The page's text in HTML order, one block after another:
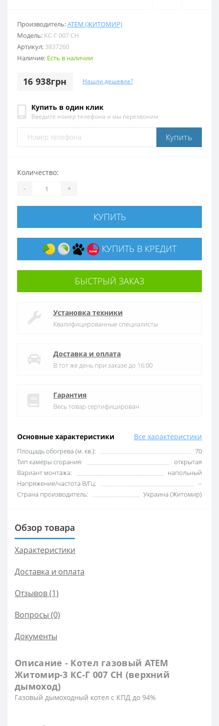
Производитель:АТЕМ (ЖИТОМИР)
Модель: КС-Г 007 СН
Артикул: 3837260
Наличие: Есть в наличии
16 938грн Нашли дешевле?
Купить в один клик
Введите номер телефона и мы перезвоним
Купить
Основные характеристики Все характеристики
Площадь обогрева (м. кв.):
70
Тип камеры сгорания:
открытая
Вариант монтажа:
напольный
Напряжение/частота В/Гц:
--
Страна производитель:
Украина (Житомир)
Количество:
- +
КУПИТЬ
КУПИТЬ В КРЕДИТ
БЫСТРЫЙ ЗАКАЗ
Установка техники
Квалифицированные специалисты
Доставка и оплата
В тот же день при заказе до 16:00
Гарантия
Весь товар сертифицирован
Обзор товара
Характеристики
Доставка и оплата
Отзывов (1)
Вопросы (0)
Документы
Описание - Котел газовый АТЕМ
Житомир-3 КС-Г 007 СН (верхний
дымоход)
Газовый дымоходный котел с КПД до 94%